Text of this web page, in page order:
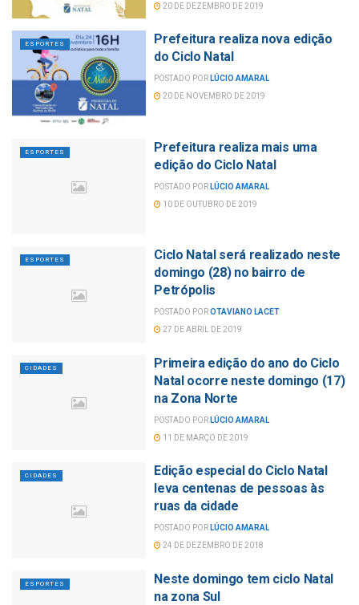
20 DE DEZEMBRO DE 2019
ESPORTES
Prefeitura realiza nova edição
do Ciclo Natal
POSTADO POR LÚCIO AMARAL
20 DE NOVEMBRO DE 2019
ESPORTES
Prefeitura realiza mais uma
edição do Ciclo Natal
POSTADO POR LÚCIO AMARAL
10 DE OUTUBRO DE 2019
ESPORTES
Ciclo Natal será realizado neste
domingo (28) no bairro de
Petrópolis
POSTADO POROTAVIANO LACET
27 DE ABRIL DE 2019
CIDADES
Primeira edição do ano do Ciclo
Natal ocorre neste domingo (17)
na Zona Norte
POSTADO POR LÚCIO AMARAL
11 DE MARÇO DE 2019
CIDADES
Edição especial do Ciclo Natal
leva centenas de pessoas às
ruas da cidade
POSTADO POR LÚCIO AMARAL
24 DE DEZEMBRO DE 2018
ESPORTES
Neste domingo tem ciclo Natal
na zona Sul